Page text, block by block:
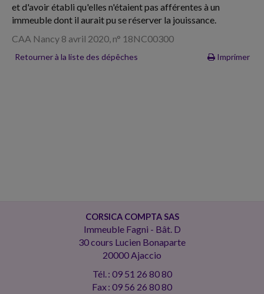
et d'avoir établi qu'elles n'étaient pas afférentes à un
immeuble dont il aurait pu se réserver la jouissance.
CAA Nancy 8 avril 2020, n° 18NC00300
Retourner à la liste des dépêches Imprimer
CORSICA COMPTA SAS
Immeuble Fagni - Bât. D
30 cours Lucien Bonaparte
20000 Ajaccio
Tél. : 09 51 26 80 80
Fax : 09 56 26 80 80